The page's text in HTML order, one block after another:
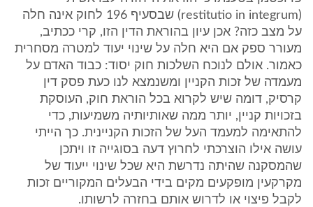
(restitutio in integrum) שבסעיף 196 לחוק אינה חלה
על מצב כזה? אכן עיון בהוראת הדין הזו, קרי ככתיב,
מעורר ספק אם היא חלה על שינוי יעוד למטרה מסחרית
כאמור. אולם לנוכח השלכות חוק יסוד: כבוד האדם על
מעמדה של זכות הקניין ומשנמצא לנו כעת פסק דין
קרסיק, דומה שיש לקרוא בכל הוראת חוק, העוסקת
בזכויות קניין, יותר ממה שאותיותיה משמיעות, כדי
להתאימה למעמד העל של הזכות הקניינית. כך הייתי
עושה אילו הוצרכתי לחרוץ דעה בסוגייה זו ויתכן
שהמסקנה שהיתה נדרשת היא שכל שינוי ייעוד של
מקרקעין מופקעים מקים בידי הבעלים המקוריים זכות
לקבל פיצוי או לדרוש אותם בחזרה לרשותו.